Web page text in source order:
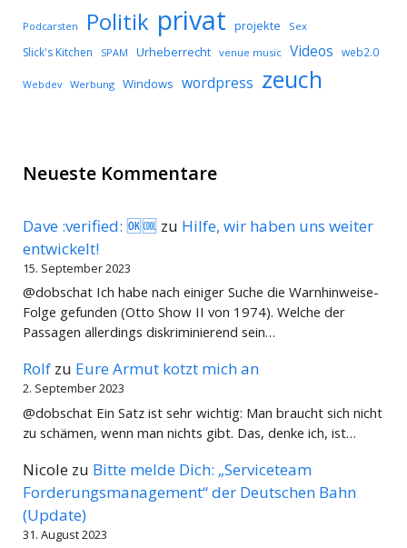
Podcarsten Politik privat projekte Sex
Slick's Kitchen SPAM Urheberrecht venue music Videos web2.0
Webdev Werbung Windows wordpress zeuch
Neueste Kommentare
Dave :verified: 🆗🆒 zu Hilfe, wir haben uns weiter
entwickelt!
15. September 2023
@dobschat Ich habe nach einiger Suche die Warnhinweise-
Folge gefunden (Otto Show II von 1974). Welche der
Passagen allerdings diskriminierend sein…
Rolf zu Eure Armut kotzt mich an
2. September 2023
@dobschat Ein Satz ist sehr wichtig: Man braucht sich nicht
zu schämen, wenn man nichts gibt. Das, denke ich, ist…
Nicole zu Bitte melde Dich: „Serviceteam
Forderungsmanagement“ der Deutschen Bahn
(Update)
31. August 2023